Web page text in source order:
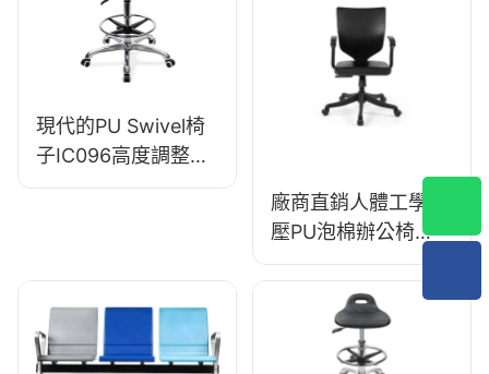
現代的PU Swivel椅
子IC096高度調整可
調足環& 5星基地|非
廠商直銷人體工學模
壓PU泡棉辦公椅
IC091 合偉座椅